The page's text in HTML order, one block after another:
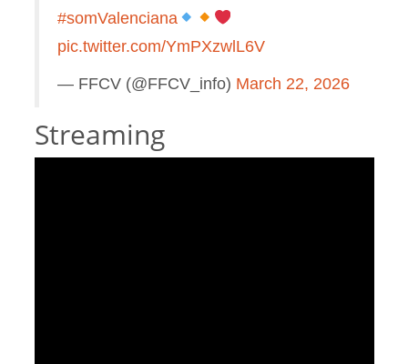
#somValenciana
pic.twitter.com/YmPXzwlL6V
— FFCV (@FFCV_info) March 22, 2026
Streaming